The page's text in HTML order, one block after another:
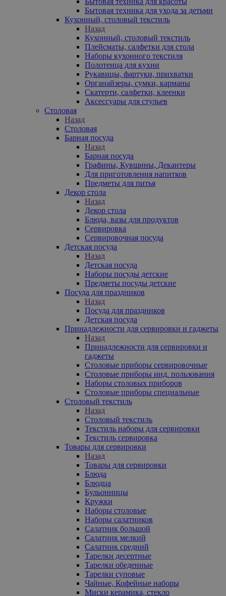
Бытовая техника для ухода за детьми
Кухонный, столовый текстиль
Назад
Кухонный, столовый текстиль
Плейсматы, салфетки для стола
Наборы кухонного текстиля
Полотенца для кухни
Рукавицы, фартуки, прихватки
Органайзеры, сумки, карманы
Скатерти, салфетки, клеенки
Аксессуары для стульев
Столовая
Назад
Столовая
Барная посуда
Назад
Барная посуда
Графины, Кувшины, Декантеры
Для приготовления напитков
Предметы для питья
Декор стола
Назад
Декор стола
Блюда, вазы для продуктов
Сервировка
Сервировочная посуда
Детская посуда
Назад
Детская посуда
Наборы посуды детские
Предметы посуды детские
Посуда для праздников
Назад
Посуда для праздников
Детская посуда
Принадлежности для сервировки и гаджеты
Назад
Принадлежности для сервировки и
гаджеты
Столовые приборы сервировочные
Столовые приборы инд. пользования
Наборы столовых приборов
Столовые приборы специальные
Столовый текстиль
Назад
Столовый текстиль
Текстиль наборы для сервировки
Текстиль сервировка
Товары для сервировки
Назад
Товары для сервировки
Блюда
Блюдца
Бульонницы
Кружки
Наборы столовые
Наборы салатников
Салатник большой
Салатник мелкий
Салатник средний
Тарелки десертные
Тарелки обеденные
Тарелки суповые
Чайные, Кофейные наборы
Миски керамика, стекло